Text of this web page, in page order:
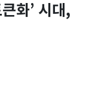
화’ 시대,